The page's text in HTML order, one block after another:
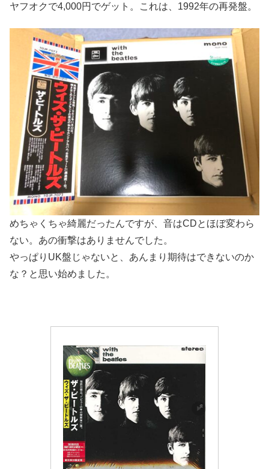
ヤフオクで4,000円でゲット。これは、1992年の再発盤。
めちゃくちゃ綺麗だったんですが、音はCDとほぼ変わら
ない。あの衝撃はありませんでした。
やっぱりUK盤じゃないと、あんまり期待はできないのか
な？と思い始めました。